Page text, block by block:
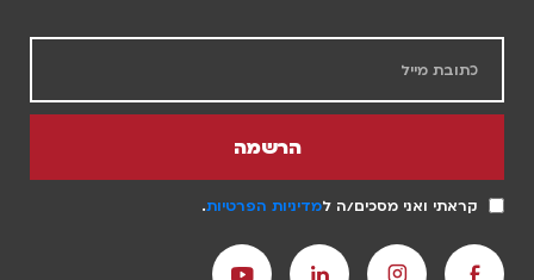
קראתי ואני מסכים/ה למדיניות הפרטיות.
הרשמה